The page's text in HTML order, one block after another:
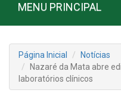
MENU PRINCIPAL
Página Inicial
Notícias
Nazaré da Mata abre
laboratórios clínicos